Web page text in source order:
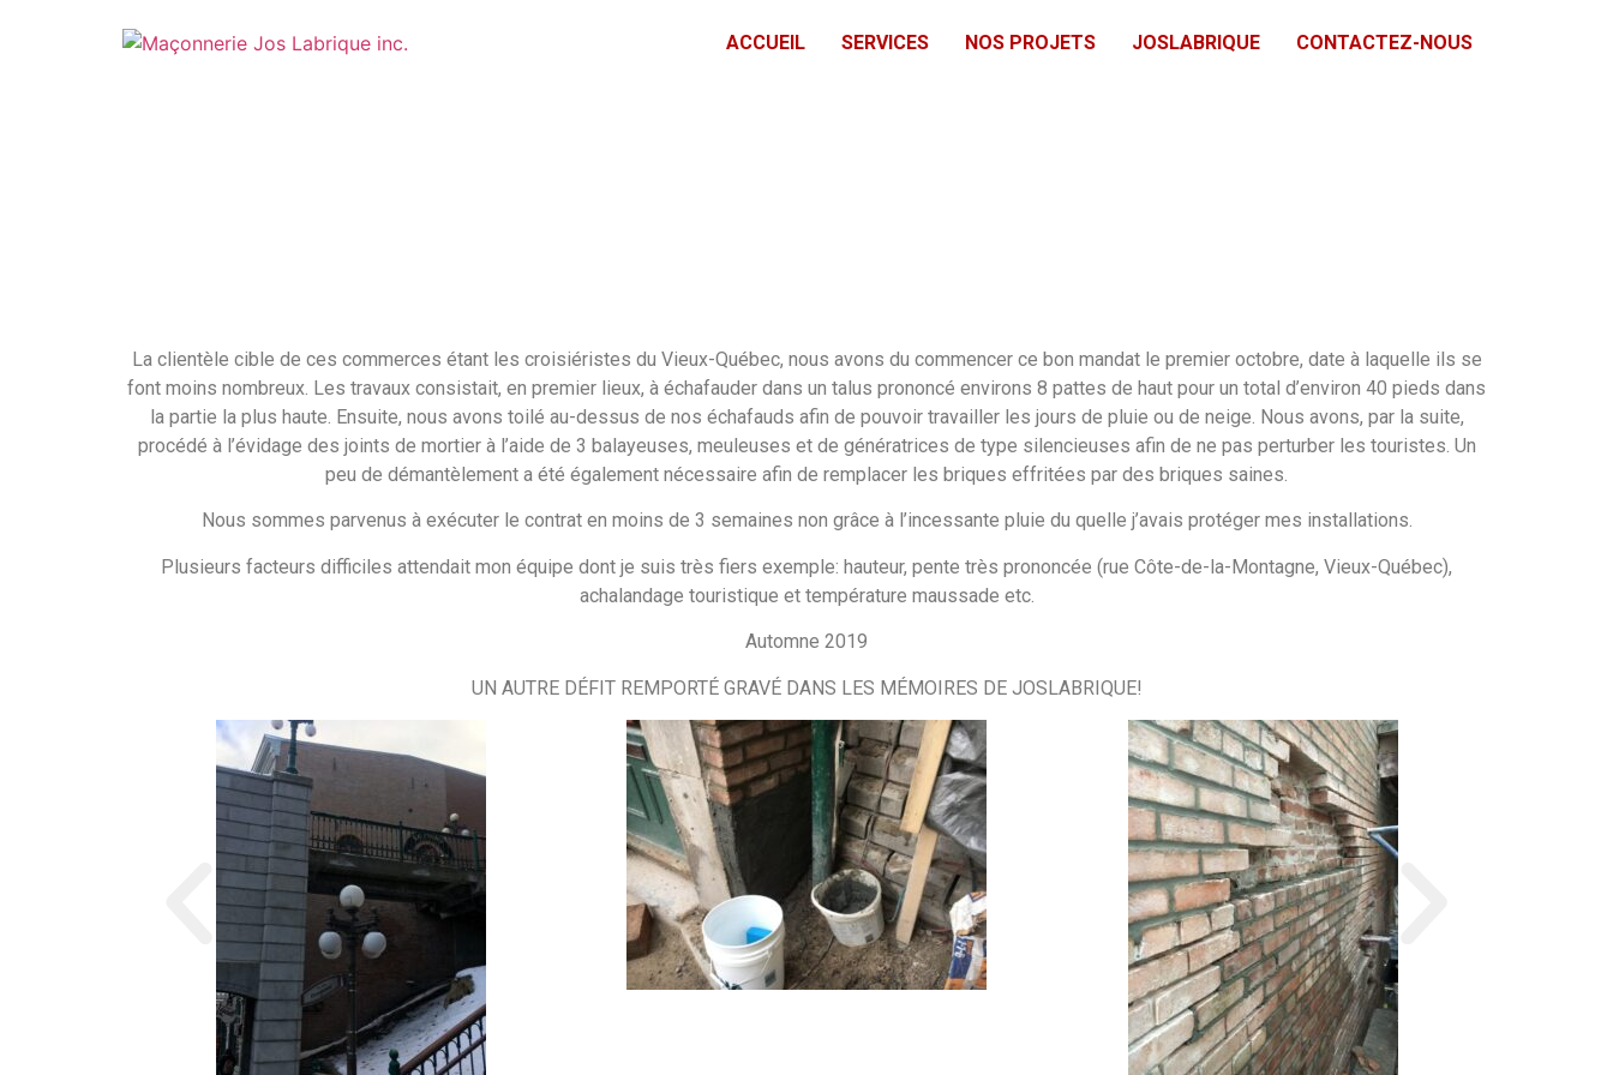
ACCUEIL SERVICES NOS PROJETS JOSLABRIQUE CONTACTEZ-NOUS
La clientèle cible de ces commerces étant les croisiéristes du Vieux-Québec, nous avons du commencer ce bon mandat le premier octobre, date à laquelle ils se
font moins nombreux. Les travaux consistait, en premier lieux, à échafauder dans un talus prononcé environs 8 pattes de haut pour un total d’environ 40 pieds dans
la partie la plus haute. Ensuite, nous avons toilé au-dessus de nos échafauds afin de pouvoir travailler les jours de pluie ou de neige. Nous avons, par la suite,
procédé à l’évidage des joints de mortier à l’aide de 3 balayeuses, meuleuses et de génératrices de type silencieuses afin de ne pas perturber les touristes. Un
peu de démantèlement a été également nécessaire afin de remplacer les briques effritées par des briques saines.
Nous sommes parvenus à exécuter le contrat en moins de 3 semaines non grâce à l’incessante pluie du quelle j’avais protéger mes installations.
Plusieurs facteurs difficiles attendait mon équipe dont je suis très fiers exemple: hauteur, pente très prononcée (rue Côte-de-la-Montagne, Vieux-Québec),
achalandage touristique et température maussade etc.
Automne 2019
UN AUTRE DÉFIT REMPORTÉ GRAVÉ DANS LES MÉMOIRES DE JOSLABRIQUE!